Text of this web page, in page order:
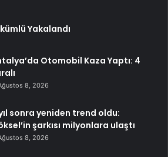
Yakalandı
Otomobil Kaza Yaptı: 4
8, 2026
yıl sonra yeniden trend oldu:
şarkısı milyonlara ulaştı
8, 2026